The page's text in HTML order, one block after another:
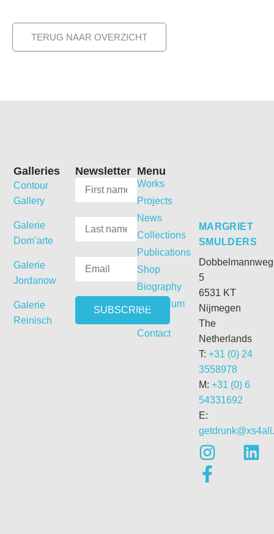
TERUG NAAR OVERZICHT
MARGRIET
SMULDERS
Dobbelmannweg
5
6531 KT
Nijmegen
The
Netherlands
T: +31 (0) 24
3558978
M: +31 (0) 6
54331692
E:
Menu
Works
Projects
News
Collections
Publications
Shop
Biography
Curriculum
Vitae
Contact
Newsletter
Galleries
Contour
Gallery
Galerie
Dom’arte
Galerie
Jordanow
Galerie
Reinisch